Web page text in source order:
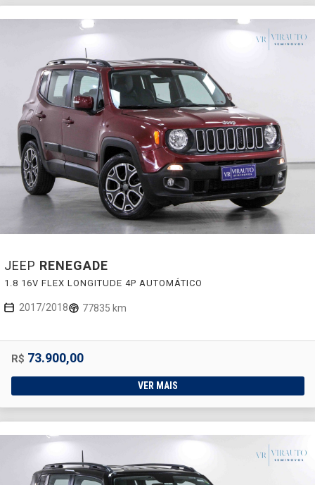
JEEP RENEGADE
1.8 16V FLEX LONGITUDE 4P AUTOMÁTICO
2017/2018 77835 km
R$ 73.900,00
VER MAIS